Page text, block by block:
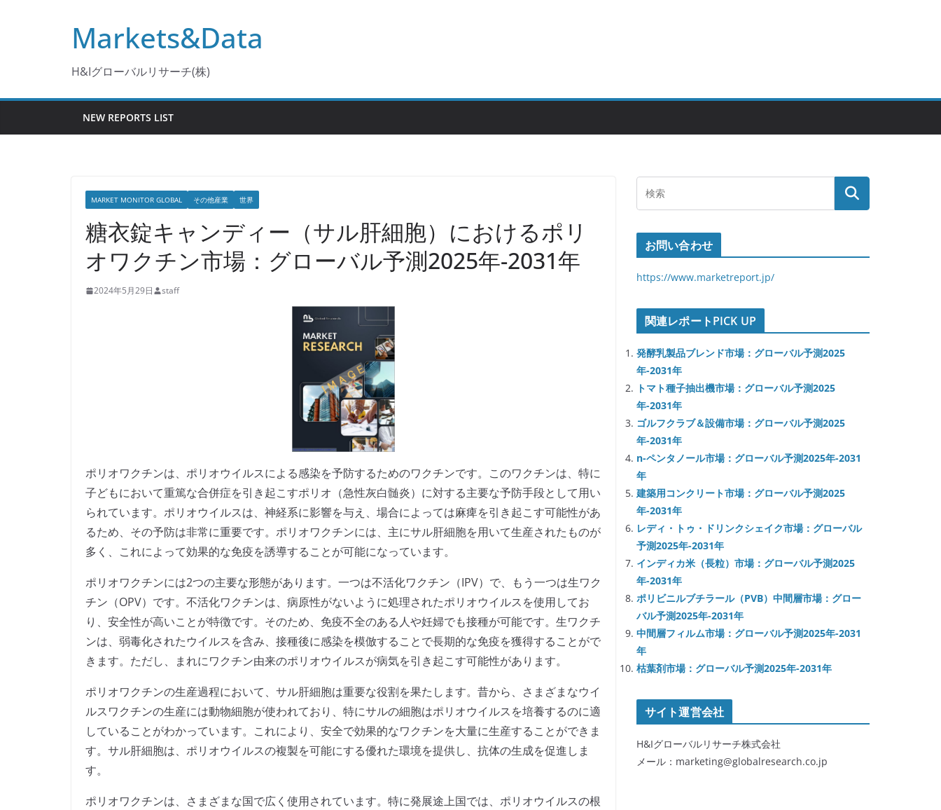
Markets&Data
H&Iグローバルリサーチ(株)
NEW REPORTS LIST
MARKET MONITOR GLOBAL その他産業 世界
糖衣錠キャンディー（サル肝細胞）におけるポリ
オワクチン市場：グローバル予測2025年-2031年
2024年5月29日 staff
ポリオワクチンは、ポリオウイルスによる感染を予防するためのワクチンです。このワクチンは、特に
子どもにおいて重篤な合併症を引き起こすポリオ（急性灰白髄炎）に対する主要な予防手段として用い
られています。ポリオウイルスは、神経系に影響を与え、場合によっては麻痺を引き起こす可能性があ
るため、その予防は非常に重要です。ポリオワクチンには、主にサル肝細胞を用いて生産されたものが
多く、これによって効果的な免疫を誘導することが可能になっています。
ポリオワクチンには2つの主要な形態があります。一つは不活化ワクチン（IPV）で、もう一つは生ワク
チン（OPV）です。不活化ワクチンは、病原性がないように処理されたポリオウイルスを使用してお
り、安全性が高いことが特徴です。そのため、免疫不全のある人や妊婦でも接種が可能です。生ワクチ
ンは、弱毒化されたウイルスを含み、接種後に感染を模倣することで長期的な免疫を獲得することがで
きます。ただし、まれにワクチン由来のポリオウイルスが病気を引き起こす可能性があります。
ポリオワクチンの生産過程において、サル肝細胞は重要な役割を果たします。昔から、さまざまなウイ
ルスワクチンの生産には動物細胞が使われており、特にサルの細胞はポリオウイルスを培養するのに適
していることがわかっています。これにより、安全で効果的なワクチンを大量に生産することができま
す。サル肝細胞は、ポリオウイルスの複製を可能にする優れた環境を提供し、抗体の生成を促進しま
す。
ポリオワクチンは、さまざまな国で広く使用されています。特に発展途上国では、ポリオウイルスの根
お問い合わせ
https://www.marketreport.jp/
関連レポートPICK UP
発酵乳製品ブレンド市場：グローバル予測2025
年-2031年
トマト種子抽出機市場：グローバル予測2025
年-2031年
ゴルフクラブ＆設備市場：グローバル予測2025
年-2031年
n-ペンタノール市場：グローバル予測2025年-2031
年
建築用コンクリート市場：グローバル予測2025
年-2031年
レディ・トゥ・ドリンクシェイク市場：グローバル
予測2025年-2031年
インディカ米（長粒）市場：グローバル予測2025
年-2031年
ポリビニルブチラール（PVB）中間層市場：グロー
バル予測2025年-2031年
中間層フィルム市場：グローバル予測2025年-2031
年
枯葉剤市場：グローバル予測2025年-2031年
サイト運営会社
H&Iグローバルリサーチ株式会社
メール：marketing@globalresearch.co.jp